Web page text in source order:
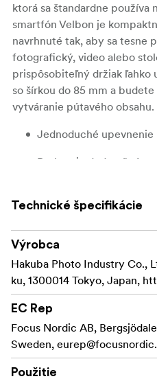
ktorá sa štandardne používa
smartfón Velbon je
navrhnuté tak, aby sa tesne
fotografický, video alebo
prispôsobiteľný držiak
so šírkou do 85 mm a
vytváranie pútavého obsahu.
Jednoduché upevnenie
Poskytuje dodatočnú
Vhodný pre mobilné
Otvory na upevnenie
spodnej aj zadnej strane
Držiak na smartfón sa môže
stojan a možno ho umiestniť
Technické špecifikácie
Výrobca
Hakuba Photo Industry Co.,
ku, 1300014 Tokyo, Japan,
EC Rep
Focus Nordic AB,
Sweden,
Použitie